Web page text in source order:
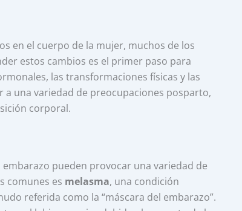
en el cuerpo de la mujer, muchos de los
estos cambios es el primer paso para
las transformaciones físicas y las
una variedad de preocupaciones posparto,
corporal.
pueden provocar una variedad de
comunes es melasma, una condición
referida como la “máscara del embarazo”.